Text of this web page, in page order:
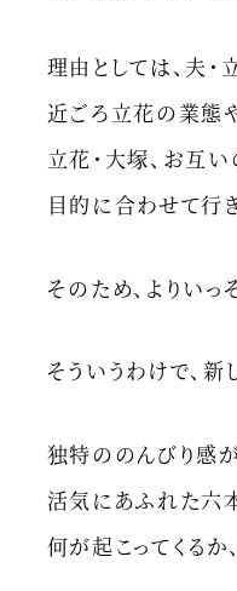
理由としては、夫
近ごろ立花の業態
立花・大塚、お互
目的に合わせて行
そのため、よりい
そういうわけで、
独特ののんびり感
活気にあふれた六
何が起こってくるか